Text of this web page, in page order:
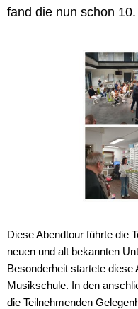
fand die nun schon
Diese Abendtour führte die
neuen und alt bekannten
Besonderheit startete diese
Musikschule. In den
die Teilnehmenden